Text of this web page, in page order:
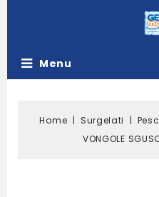
Menu
Home Surgelati
VONGOLE